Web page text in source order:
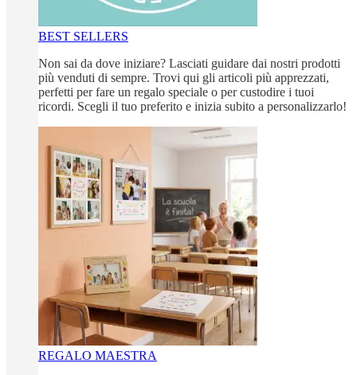
BEST SELLERS
Non sai da dove iniziare? Lasciati guidare dai nostri prodotti
più venduti di sempre. Trovi qui gli articoli più apprezzati,
perfetti per fare un regalo speciale o per custodire i tuoi
ricordi. Scegli il tuo preferito e inizia subito a personalizzarlo!
REGALO MAESTRA